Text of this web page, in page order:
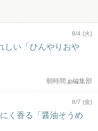
8/4 (火)
しい「ひんやりおや
朝時間.jp編集部
8/7 (金)
く香る「醤油そうめ